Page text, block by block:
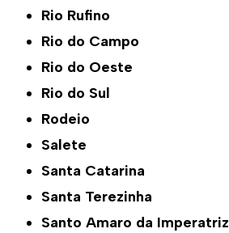
Rio Rufino
Rio do Campo
Rio do Oeste
Rio do Sul
Rodeio
Salete
Santa Catarina
Santa Terezinha
Santo Amaro da Imperatriz